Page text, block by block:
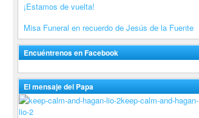
¡Estamos de vuelta!
Misa Funeral en recuerdo de Jesús de la Fuente
Encuéntrenos en Facebook
El mensaje del Papa
keep-calm-and-hagan-
lio-2